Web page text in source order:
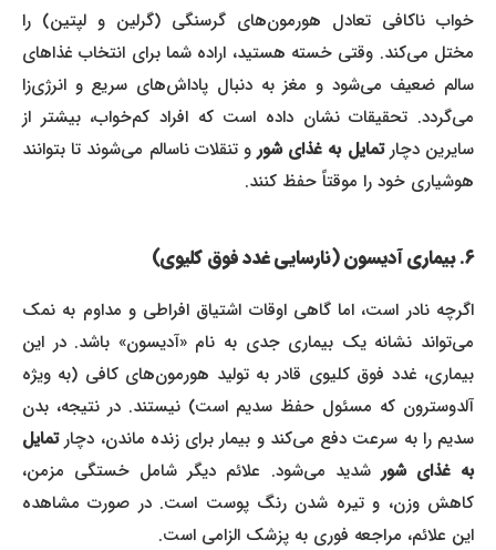
خواب ناکافی تعادل هورمون‌های گرسنگی (گرلین و لپتین) را
مختل می‌کند. وقتی خسته هستید، اراده شما برای انتخاب غذاهای
سالم ضعیف می‌شود و مغز به دنبال پاداش‌های سریع و انرژی‌زا
می‌گردد. تحقیقات نشان داده است که افراد کم‌خواب، بیشتر از
سایرین دچارتمایل به غذای شورو تنقلات ناسالم می‌شوند تا بتوانند
هوشیاری خود را موقتاً حفظ کنند.
اگرچه نادر است، اما گاهی اوقات اشتیاق افراطی و مداوم به نمک
می‌تواند نشانه یک بیماری جدی به نام «آدیسون» باشد. در این
بیماری، غدد فوق کلیوی قادر به تولید هورمون‌های کافی (به ویژه
آلدوسترون که مسئول حفظ سدیم است) نیستند. در نتیجه، بدن
سدیم را به سرعت دفع می‌کند و بیمار برای زنده ماندن، دچارتمایل
به غذای شورشدید می‌شود. علائم دیگر شامل خستگی مزمن،
کاهش وزن، و تیره شدن رنگ پوست است. در صورت مشاهده
این علائم، مراجعه فوری به پزشک الزامی است.